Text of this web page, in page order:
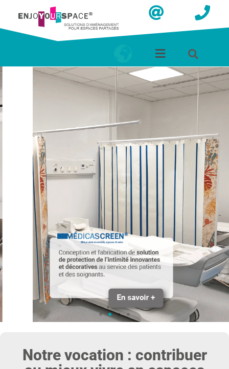
Notre vocation : contribuer